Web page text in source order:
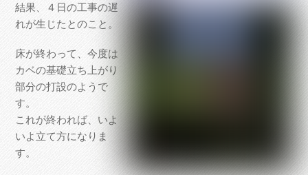
結果、４日の工事の遅
れが生じたとのこと。
床が終わって、今度は
カベの基礎立ち上がり
部分の打設のようで
す。
これが終われば、いよ
いよ立て方になりま
す。